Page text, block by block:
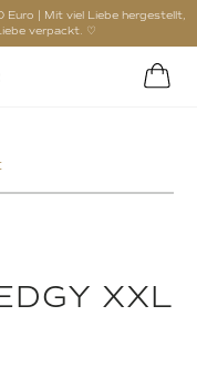
| Mit viel Liebe hergestellt,
verpackt. ♡
XXL